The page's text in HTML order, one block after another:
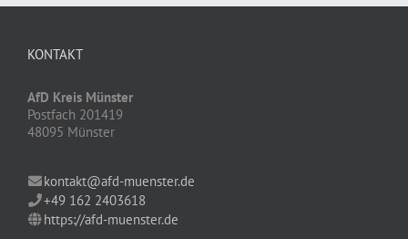
KONTAKT
AfD Kreis Münster
Postfach 201419
48095 Münster
kontakt@afd-muenster.de
+49 162 2403618
https://afd-muenster.de